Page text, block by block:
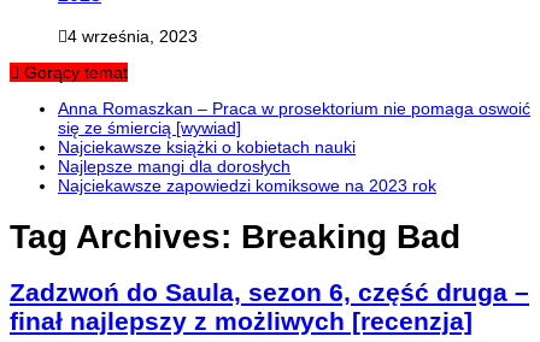
4 września, 2023
Gorący temat
Anna Romaszkan – Praca w prosektorium nie pomaga oswoić
się ze śmiercią [wywiad]
Najciekawsze książki o kobietach nauki
Najlepsze mangi dla dorosłych
Najciekawsze zapowiedzi komiksowe na 2023 rok
Tag Archives: Breaking Bad
Zadzwoń do Saula, sezon 6, część druga –
finał najlepszy z możliwych [recenzja]